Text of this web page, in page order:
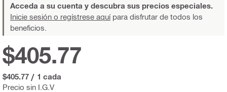
Acceda a su cuenta y descubra sus precios especiales.
Inicie sesión o regístrese aquípara disfrutar de todos los
beneficios.
Precio sin I.G.V
$405.77
$405.77 / 1 cada